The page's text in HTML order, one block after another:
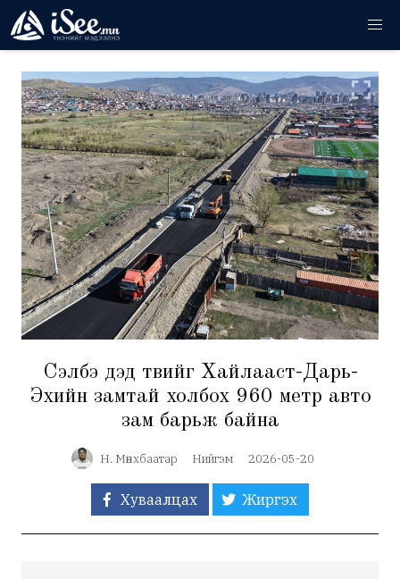
Сэлбэ дэд төвийг Хайлааст-Дарь-
Эхийн замтай холбох 960 метр авто
зам барьж байна
Н. Мөнхбаатар Нийгэм 2026-05-20
Хуваалцах Жиргэх